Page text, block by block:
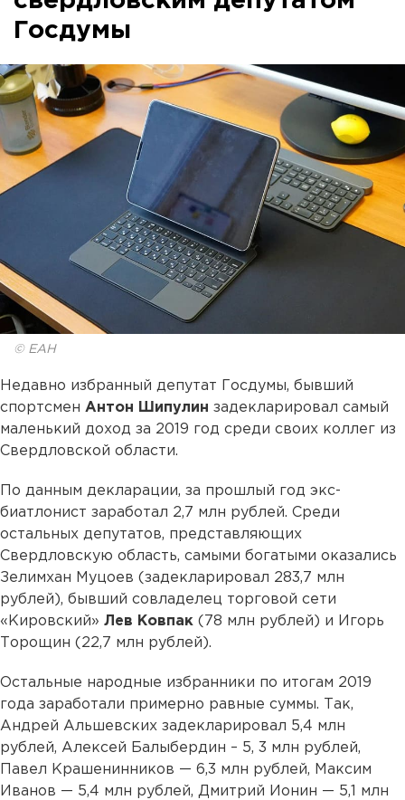
Госдумы
© ЕАН
Недавно избранный депутат Госдумы, бывший
спортсмен Антон Шипулин задекларировал самый
маленький доход за 2019 год среди своих коллег из
Свердловской области.
По данным декларации, за прошлый год экс-
биатлонист заработал 2,7 млн рублей. Среди
остальных депутатов, представляющих
Свердловскую область, самыми богатыми оказались
Зелимхан Муцоев (задекларировал 283,7 млн
рублей), бывший совладелец торговой сети
«Кировский» Лев Ковпак (78 млн рублей) и Игорь
Торощин (22,7 млн рублей).
Остальные народные избранники по итогам 2019
года заработали примерно равные суммы. Так,
Андрей Альшевских задекларировал 5,4 млн
рублей, Алексей Балыбердин – 5, 3 млн рублей,
Павел Крашенинников — 6,3 млн рублей, Максим
Иванов — 5,4 млн рублей, Дмитрий Ионин — 5,1 млн